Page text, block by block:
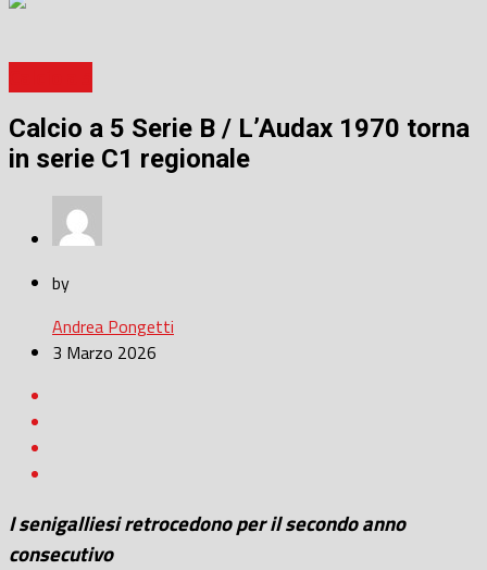
Calcio a 5 Serie B / L’Audax 1970 torna
in serie C1 regionale
by
Andrea Pongetti
3 Marzo 2026
I senigalliesi retrocedono per il secondo anno
consecutivo